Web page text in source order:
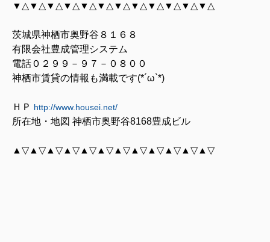
▼△▼△▼△▼△▼△▼△▼△▼△▼△▼△▼△▼△
茨城県神栖市奥野谷８１６８
有限会社豊成管理システム
電話０２９９－９７－０８００
神栖市賃貸の情報も満載です(*´ω`*)
ＨＰ http://www.housei.net/
所在地・地図 神栖市奥野谷8168豊成ビル
▲▽▲▽▲▽▲▽▲▽▲▽▲▽▲▽▲▽▲▽▲▽▲▽